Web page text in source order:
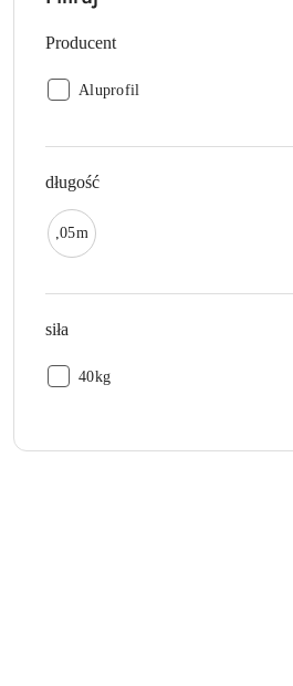
Producent
Producent:
Aluprofil
długość
długość:
4,05mb
siła
siła:
40kg